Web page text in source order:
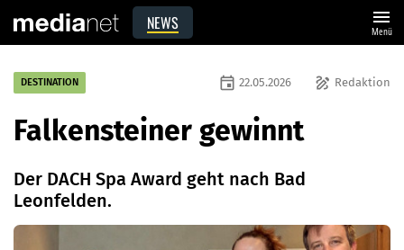
NEWS menu
Menü
DESTINATION draw Redaktion
event 22.05.2026
Falkensteiner gewinnt
Der DACH Spa Award geht nach Bad
Leonfelden.